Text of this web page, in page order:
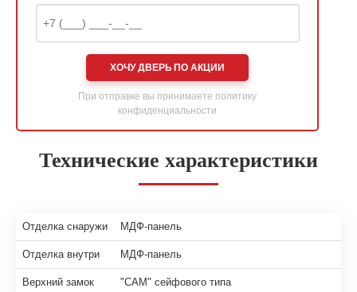
ХОЧУ ДВЕРЬ ПО АКЦИИ
При отправке вы принимаете политику
конфиденциальности
Технические характеристики
Отделка снаружи МДФ-панель
Отделка внутри МДФ-панель
Верхний замок "САМ" сейфового типа